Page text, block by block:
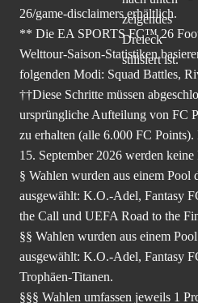
26/game-disclaimers erhältlich.
** Die EA SPORTS FC™ 26
Welttour-Saison-Statistiken
folgenden Modi: Squad Battles,
††Diese Schritte müssen
ursprüngliche Aufteilung von FC
zu erhalten (alle 6.000 FC
15. September 2026 werden keine
§ Wahlen wurden aus einem Pool
ausgewählt: K.O.-Adel, Fantasy
the Call und UEFA Road to the
§§ Wahlen wurden aus einem
ausgewählt: K.O.-Adel, Fantasy
Trophäen-Titanen.
§§§ Wahlen umfassen jeweils 1